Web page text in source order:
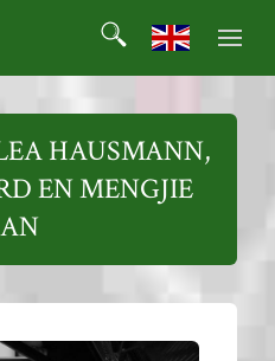
Search
Search for:
HAUSMANN,
EN MENGJIE